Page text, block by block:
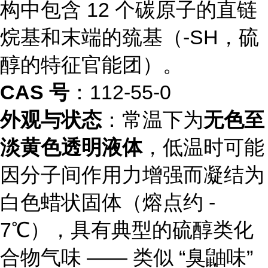
构中包含 12 个碳原子的直链
烷基和末端的巯基（-SH，硫
醇的特征官能团）。
CAS 号 ：112-55-0
外观与状态 ：常温下为无色至
淡黄色透明液体，低温时可能
因分子间作用力增强而凝结为
白色蜡状固体（熔点约 -
7℃），具有典型的硫醇类化
合物气味 —— 类似 “臭鼬味”